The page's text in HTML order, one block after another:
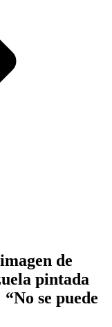
de
pintada
se puede